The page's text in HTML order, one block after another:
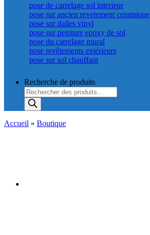
pose de carrelage sol interieur
pose sur ancien revetement ceramique
pose sur dalles vinyl
pose sur peinture epoxy de sol
pose du carrelage mural
pose revêtements extérieurs
pose sur sol chauffant
Recherche de produits
Accueil » Boutique